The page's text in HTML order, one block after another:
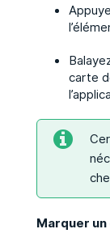
carte
Marquer